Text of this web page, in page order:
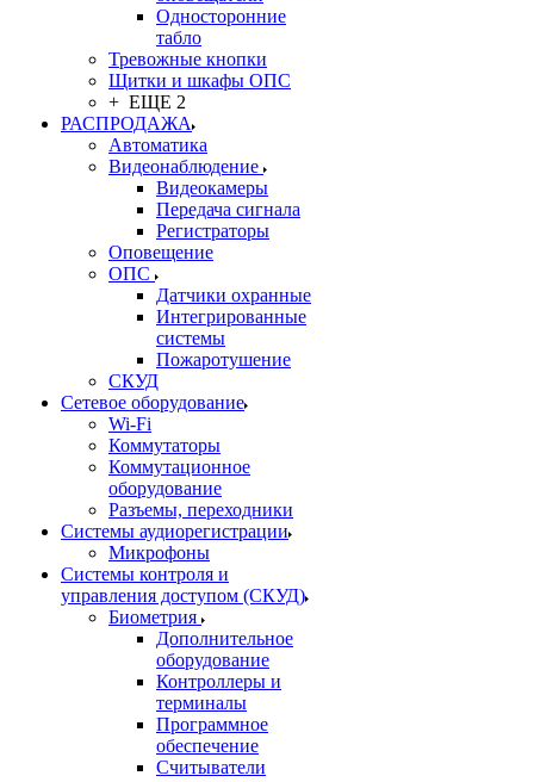
Односторонние
табло
Тревожные кнопки
Щитки и шкафы ОПС
+ ЕЩЕ 2
РАСПРОДАЖА
Автоматика
Видеонаблюдение
Видеокамеры
Передача сигнала
Регистраторы
Оповещение
ОПС
Датчики охранные
Интегрированные
системы
Пожаротушение
СКУД
Сетевое оборудование
Wi-Fi
Коммутаторы
Коммутационное
оборудование
Разъемы, переходники
Системы аудиорегистрации
Микрофоны
Системы контроля и
управления доступом (СКУД)
Биометрия
Дополнительное
оборудование
Контроллеры и
терминалы
Программное
обеспечение
Считыватели